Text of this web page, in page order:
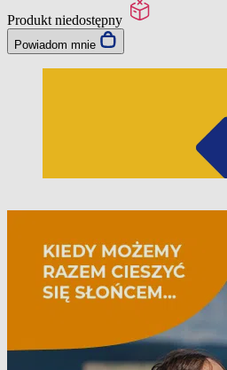
Produkt niedostępny
Powiadom mnie